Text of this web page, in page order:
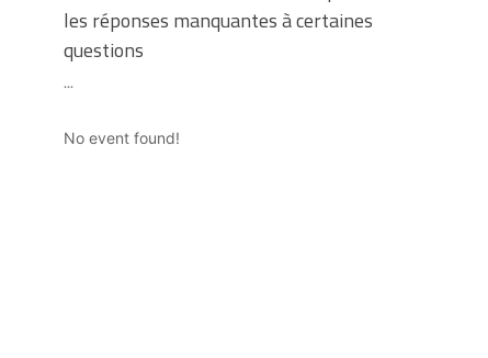
les réponses manquantes à certaines
questions
...
No event found!